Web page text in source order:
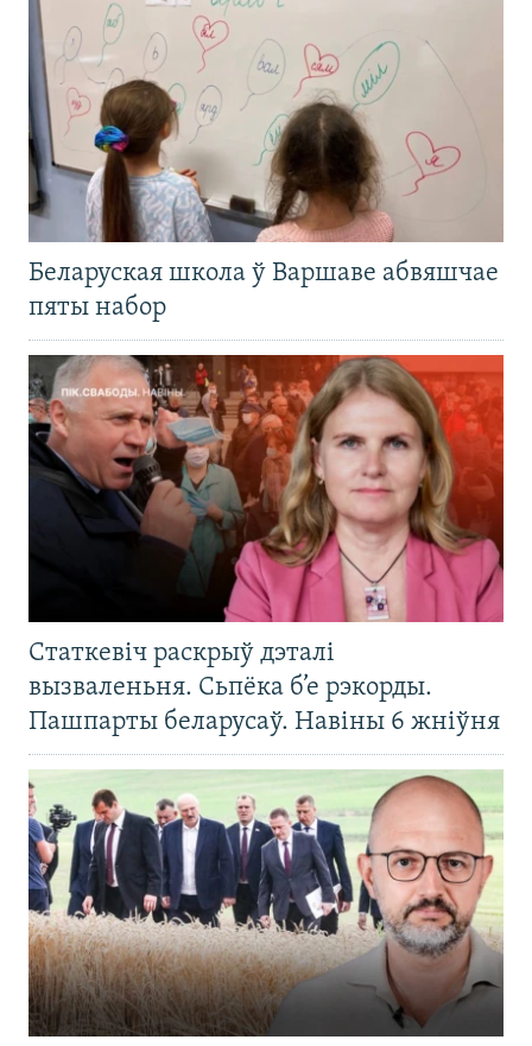
Беларуская школа ў Варшаве абвяшчае
пяты набор
Статкевіч раскрыў дэталі
вызваленьня. Сьпёка б’е рэкорды.
Пашпарты беларусаў. Навіны 6 жніўня